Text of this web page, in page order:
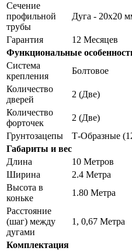
Сечение
профильной
трубы
Дуга - 20х20
Гарантия
12 Месяцев
Функциональные
Система
крепления
Болтовое
Количество
дверей
2 (Две)
Количество
форточек
2 (Две)
Грунтозацепы
Т-Образные
Габариты и вес
Длина
10 Метров
Ширина
2.4 Метра
Высота в
коньке
1.80 Метра
Расстояние
(шаг) между
дугами
1, 0,67 Метра
Комплектация